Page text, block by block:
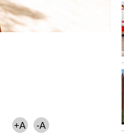
+A -A